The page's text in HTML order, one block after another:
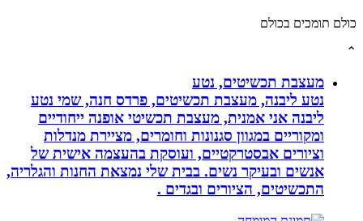
בכולם
מעצבת תכשיטים, נטע
נטע ליבנה, מעצבת תכשיטים, פרדס חנה, שמי נטע
ליבנה אני אמנית, מעצבת תכשיטי אופנה ייחודיים
ומקוריים במגוון סגנונות וחומרים, מציירת מנדלות
וציורים אבסטרקטיים, ועוסקת בהעצמה אישית של
אנשים ובעיקר נשים. בבית שלי נמצאת החנות והגלריה,
התכשיטים, הציורים ובגדים .